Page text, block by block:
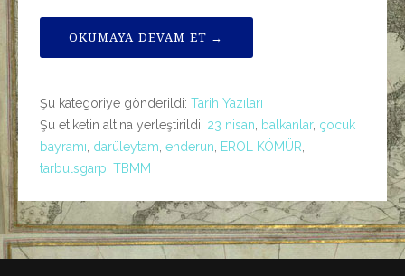
OKUMAYA DEVAM ET →
Şu kategoriye gönderildi: Tarih Yazıları
Şu etiketin altına yerleştirildi: 23 nisan balkanlar, çocuk
bayramı darüleytam enderun EROL KÖMÜR
tarbulsgarp TBMM